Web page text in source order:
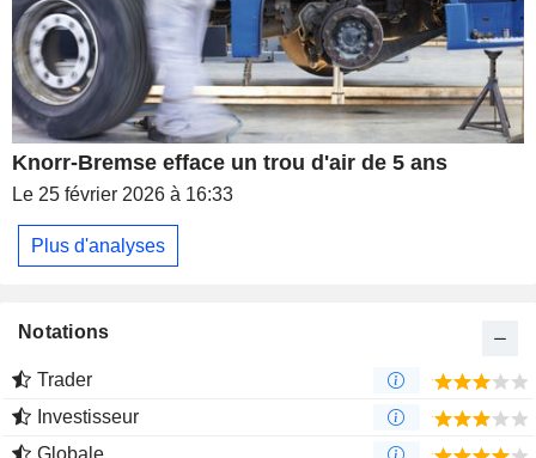
Knorr-Bremse efface un trou d'air de 5 ans
Le 25 février 2026 à 16:33
Plus d'analyses
Notations
Trader
Investisseur